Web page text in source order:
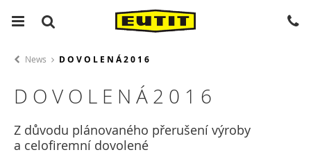
News D O V O L E N Á 2 0 1 6
D O V O L E N Á 2 0 1 6
Z důvodu plánovaného přerušení výroby
a celofiremní dovolené